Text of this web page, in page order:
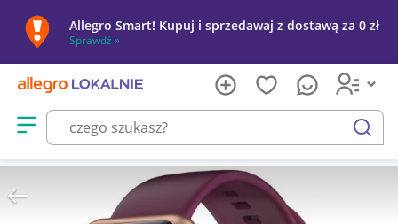
Allegro Smart! Kupuj i sprzedawaj z dostawą za 0 zł
Sprawdź »
Otwórz menu z kategoriami
szukaj